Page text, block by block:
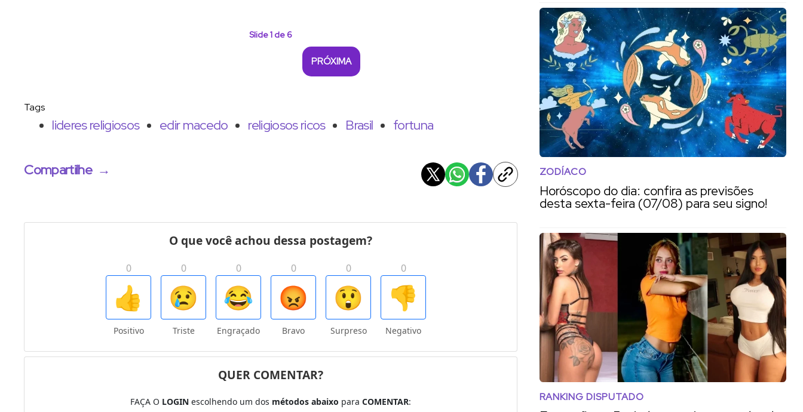
Slide 1 de 6
PRÓXIMA
Tags
lideres religiosos edir macedo religiosos ricos Brasil fortuna
Compartilhe → ZODÍACO
Horóscopo do dia: confira as previsões
desta sexta-feira (07/08) para seu signo!
RANKING DISPUTADO